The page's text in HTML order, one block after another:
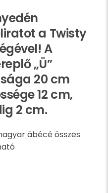
a Twisty
A
„Ü”
20 cm
12 cm,
2 cm.
ábécé összes